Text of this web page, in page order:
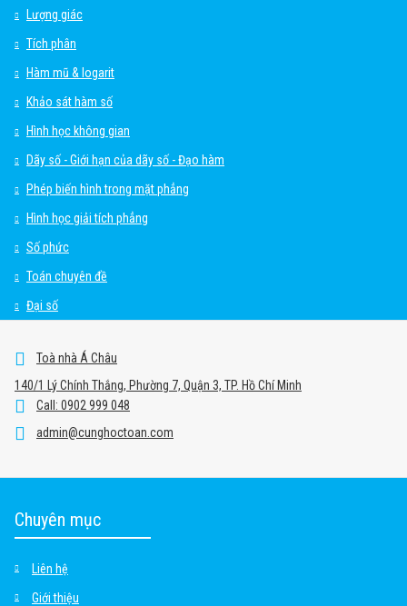
Lượng giác
Tích phân
Hàm mũ & logarit
Khảo sát hàm số
Hình học không gian
Dãy số - Giới hạn của dãy số - Đạo hàm
Phép biến hình trong mặt phẳng
Hình học giải tích phẳng
Số phức
Toán chuyên đề
Đại số
Toà nhà Á Châu
140/1 Lý Chính Thắng, Phường 7, Quận 3, TP. Hồ Chí Minh
Call: 0902 999 048
admin@cunghoctoan.com
Chuyên mục
Liên hệ
Giới thiệu